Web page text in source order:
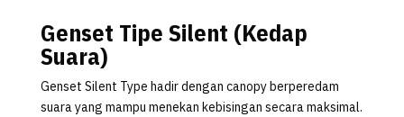
Genset Tipe Silent (Kedap
Suara)
Genset Silent Type hadir dengan canopy berperedam
suara yang mampu menekan kebisingan secara maksimal.